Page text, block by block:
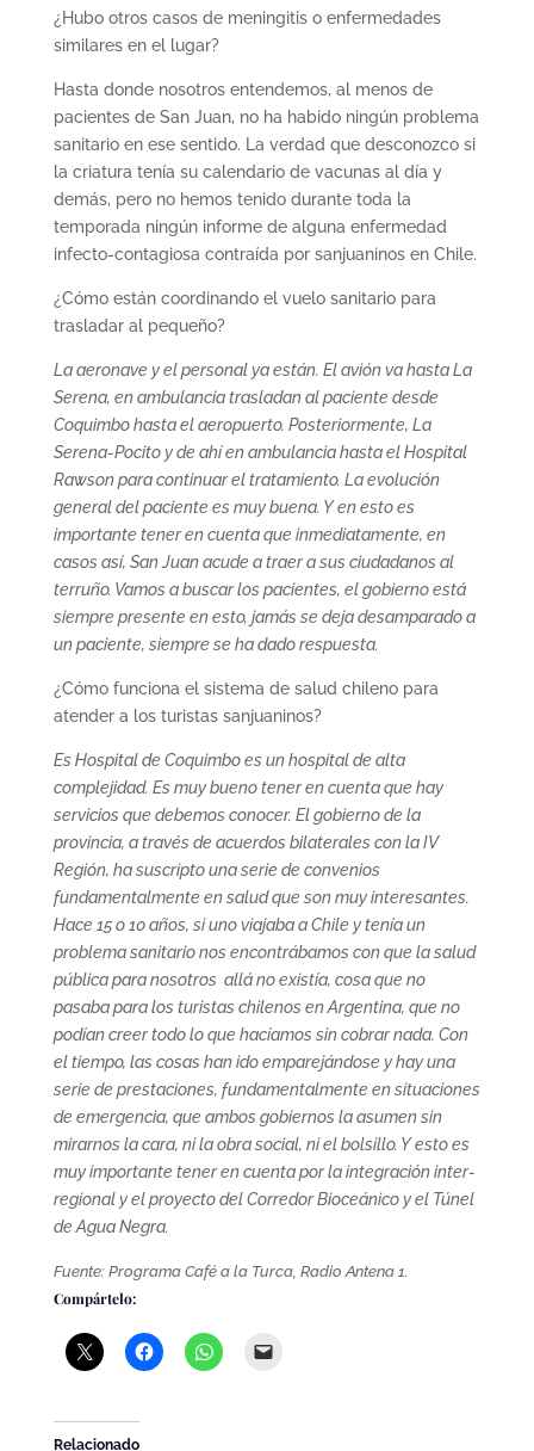
¿Hubo otros casos de meningitis o enfermedades
similares en el lugar?
Hasta donde nosotros entendemos, al menos de
pacientes de San Juan, no ha habido ningún problema
sanitario en ese sentido. La verdad que desconozco si
la criatura tenía su calendario de vacunas al día y
demás, pero no hemos tenido durante toda la
temporada ningún informe de alguna enfermedad
infecto-contagiosa contraída por sanjuaninos en Chile.
¿Cómo están coordinando el vuelo sanitario para
trasladar al pequeño?
La aeronave y el personal ya están. El avión va hasta La
Serena, en ambulancia trasladan al paciente desde
Coquimbo hasta el aeropuerto. Posteriormente, La
Serena-Pocito y de ahí en ambulancia hasta el Hospital
Rawson para continuar el tratamiento. La evolución
general del paciente es muy buena. Y en esto es
importante tener en cuenta que inmediatamente, en
casos así, San Juan acude a traer a sus ciudadanos al
terruño. Vamos a buscar los pacientes, el gobierno está
siempre presente en esto, jamás se deja desamparado a
un paciente, siempre se ha dado respuesta.
¿Cómo funciona el sistema de salud chileno para
atender a los turistas sanjuaninos?
Es Hospital de Coquimbo es un hospital de alta
complejidad. Es muy bueno tener en cuenta que hay
servicios que debemos conocer. El gobierno de la
provincia, a través de acuerdos bilaterales con la IV
Región, ha suscripto una serie de convenios
fundamentalmente en salud que son muy interesantes.
Hace 15 o 10 años, si uno viajaba a Chile y tenía un
problema sanitario nos encontrábamos con que la salud
pública para nosotros allá no existía, cosa que no
pasaba para los turistas chilenos en Argentina, que no
podían creer todo lo que hacíamos sin cobrar nada. Con
el tiempo, las cosas han ido emparejándose y hay una
serie de prestaciones, fundamentalmente en situaciones
de emergencia, que ambos gobiernos la asumen sin
mirarnos la cara, ni la obra social, ni el bolsillo. Y esto es
muy importante tener en cuenta por la integración inter-
regional y el proyecto del Corredor Bioceánico y el Túnel
de Agua Negra.
Fuente: Programa Café a la Turca, Radio Antena 1.
Compártelo:
Relacionado